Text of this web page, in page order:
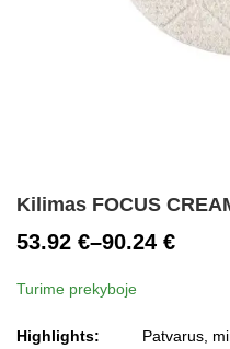
Kilimas FOCUS
53.92 €–90.24 €
Price
range:
53.92 €
Turime prekyboje
Highlights:
Patvarus,